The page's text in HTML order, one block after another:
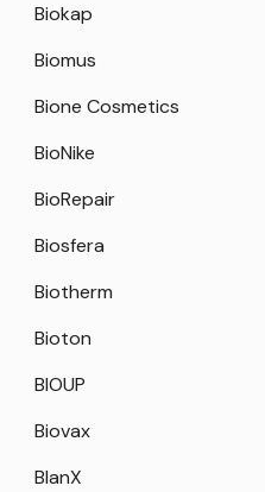
Biokap
Biomus
Bione Cosmetics
BioNike
BioRepair
Biosfera
Biotherm
Bioton
BIOUP
Biovax
BlanX